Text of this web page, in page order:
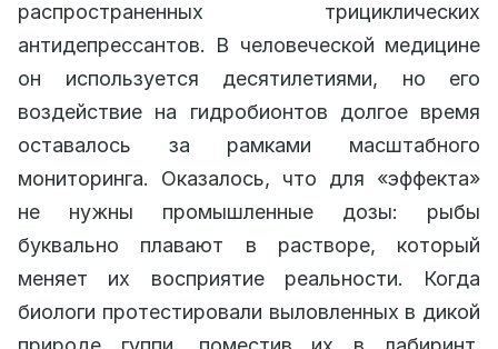
распространенных трициклических
антидепрессантов. В человеческой медицине
он используется десятилетиями, но его
воздействие на гидробионтов долгое время
оставалось за рамками масштабного
мониторинга. Оказалось, что для «эффекта»
не нужны промышленные дозы: рыбы
буквально плавают в растворе, который
меняет их восприятие реальности. Когда
биологи протестировали выловленных в дикой